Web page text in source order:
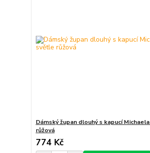
Dámský župan dlouhý s kapucí
růžová
774 Kč